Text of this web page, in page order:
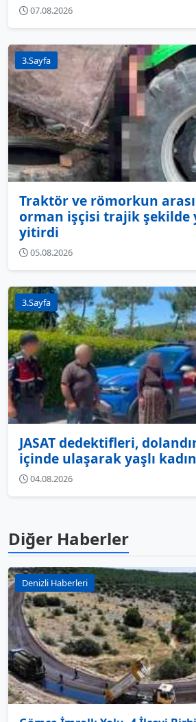
07.08.2026
3.Sayfa
Traktör ve römorkun
orman işçisi trajik şekilde
yitirdi
05.08.2026
3.Sayfa
JASAT dedektifleri,
içinde ulaşarak yaşlı
04.08.2026
Diğer Haberler
Denizli Haberleri